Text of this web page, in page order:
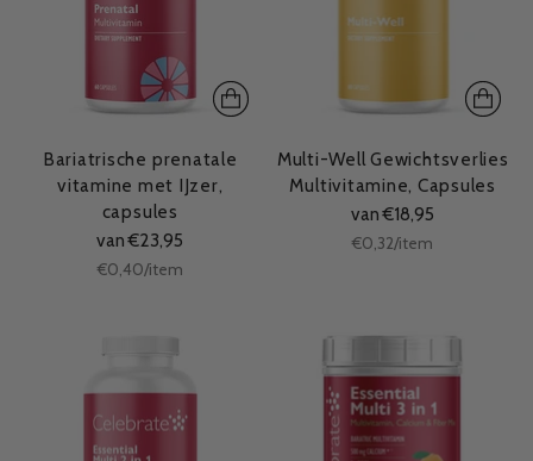
Bariatrische prenatale
vitamine met IJzer,
capsules
van €23,95
Stukprijs
€0,40/per
item
Multi-Well Gewichtsverlies
Multivitamine, Capsules
van €18,95
Stukprijs
€0,32/per
item